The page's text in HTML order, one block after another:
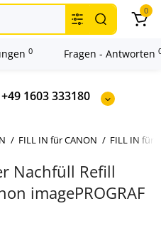
+49 1603 333180
0
FILL IN für CANON FILL IN für
Nachfüll Refill
imagePROGRAF
0 Fragen - Antworten